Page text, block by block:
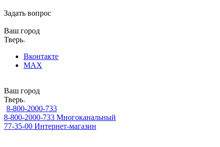
Задать вопрос
Ваш город
Тверь
Вконтакте
MAX
Ваш город
Тверь
8-800-2000-733
8-800-2000-733 Многоканальный
77-35-00 Интернет-магазин